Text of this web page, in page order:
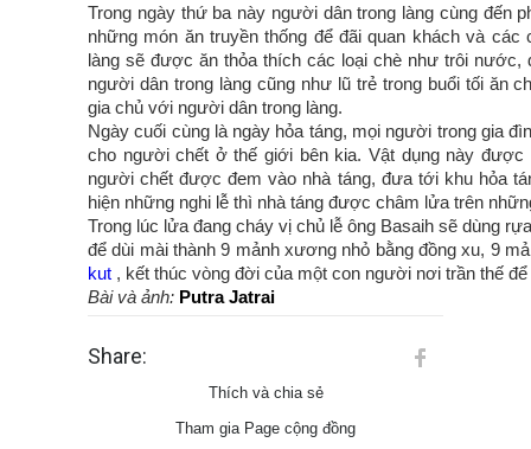
Trong ngày thứ ba này người dân trong làng cùng đến
những món ăn truyền thống để đãi quan khách và
làng sẽ được ăn thỏa thích các loại chè như trôi
người dân trong làng cũng như lũ trẻ trong buổi tối ăn
gia chủ với người dân trong làng.
Ngày cuối cùng là ngày hỏa táng, mọi người trong gia
cho người chết ở thế giới bên kia. Vật dụng này được
người chết được đem vào nhà táng, đưa tới khu hỏa
hiện những nghi lễ thì nhà táng được châm lửa trên
Trong lúc lửa đang cháy vị chủ lễ ông Basaih sẽ dùng
để dùi mài thành 9 mảnh xương nhỏ bằng đồng xu, 9
kut , kết thúc vòng đời của một con người nơi trần thế
Bài và ảnh: Putra Jatrai
Share:
Thích và chia sẻ
Tham gia Page cộng đồng